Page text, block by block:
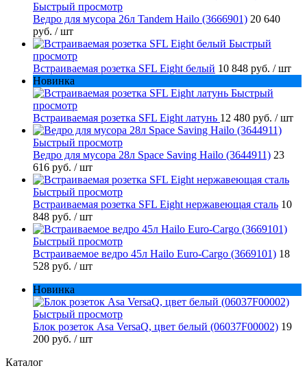
Быстрый просмотр
Ведро для мусора 26л Tandem Hailo (3666901) 20 640
руб. / шт
Быстрый
просмотр
Встраиваемая розетка SFL Eight белый 10 848 руб. / шт
Новинка
Быстрый
просмотр
Встраиваемая розетка SFL Eight латунь 12 480 руб. / шт
Быстрый просмотр
Ведро для мусора 28л Space Saving Hailo (3644911) 23
616 руб. / шт
Быстрый просмотр
Встраиваемая розетка SFL Eight нержавеющая сталь 10
848 руб. / шт
Быстрый просмотр
Встраиваемое ведро 45л Hailo Euro-Cargo (3669101) 18
528 руб. / шт
Новинка
Быстрый просмотр
Блок розеток Asa VersaQ, цвет белый (06037F00002) 19
200 руб. / шт
Каталог